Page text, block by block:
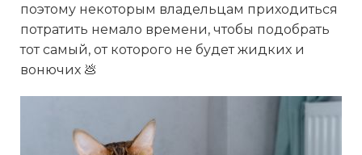
поэтому некоторым владельцам приходиться
потратить немало времени, чтобы подобрать
тот самый, от которого не будет жидких и
вонючих 💩